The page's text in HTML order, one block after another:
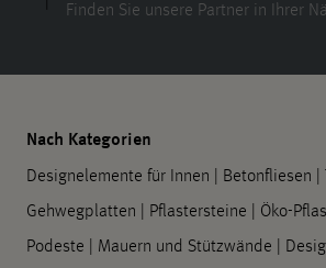
Finden Sie unsere Partner in Ihrer
Nach Kategorien
Designelemente für Innen | Betonfliesen |
Gehwegplatten | Pflastersteine | Öko-
Podeste | Mauern und Stützwände |